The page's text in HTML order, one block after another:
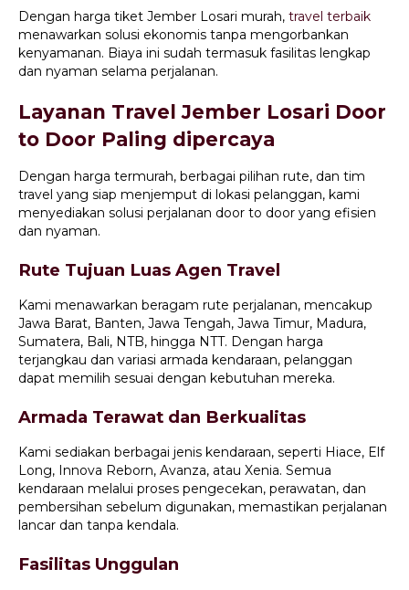
Dengan harga tiket Jember Losari murah, travel terbaik
menawarkan solusi ekonomis tanpa mengorbankan
kenyamanan. Biaya ini sudah termasuk fasilitas lengkap
dan nyaman selama perjalanan.
Layanan Travel Jember Losari Door
to Door Paling dipercaya
Dengan harga termurah, berbagai pilihan rute, dan tim
travel yang siap menjemput di lokasi pelanggan, kami
menyediakan solusi perjalanan door to door yang efisien
dan nyaman.
Rute Tujuan Luas Agen Travel
Kami menawarkan beragam rute perjalanan, mencakup
Jawa Barat, Banten, Jawa Tengah, Jawa Timur, Madura,
Sumatera, Bali, NTB, hingga NTT. Dengan harga
terjangkau dan variasi armada kendaraan, pelanggan
dapat memilih sesuai dengan kebutuhan mereka.
Armada Terawat dan Berkualitas
Kami sediakan berbagai jenis kendaraan, seperti Hiace, Elf
Long, Innova Reborn, Avanza, atau Xenia. Semua
kendaraan melalui proses pengecekan, perawatan, dan
pembersihan sebelum digunakan, memastikan perjalanan
lancar dan tanpa kendala.
Fasilitas Unggulan